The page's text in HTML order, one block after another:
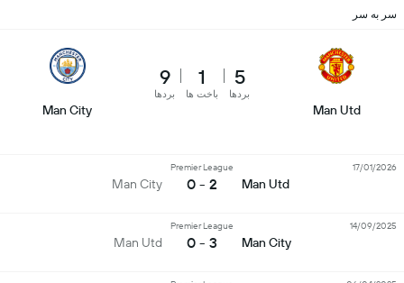
سر به سر
Man Utd
5
بردها
1
باخت ها
9
بردها
Man City
Man Utd
Premier League
2 - 0
Man City
17/01/2026
Man City
Premier League
3 - 0
Man Utd
14/09/2025